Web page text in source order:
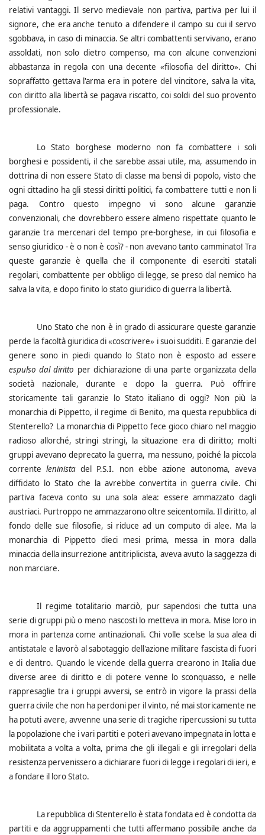
relativi vantaggi. Il servo medievale non partiva, partiva per lui il
signore, che era anche tenuto a difendere il campo su cui il servo
sgobbava, in caso di minaccia. Se altri combattenti servivano, erano
assoldati, non solo dietro compenso, ma con alcune convenzioni
abbastanza in regola con una decente «filosofia del diritto». Chi
sopraffatto gettava l'arma era in potere del vincitore, salva la vita,
con diritto alla libertà se pagava riscatto, coi soldi del suo provento
professionale.
Lo Stato borghese moderno non fa combattere i soli
borghesi e possidenti, il che sarebbe assai utile, ma, assumendo in
dottrina di non essere Stato di classe ma bensì di popolo, visto che
ogni cittadino ha gli stessi diritti politici, fa combattere tutti e non li
paga.
Contro questo impegno vi sono alcune garanzie
convenzionali, che dovrebbero essere almeno rispettate quanto le
garanzie tra mercenari del tempo pre-borghese, in cui filosofia e
senso giuridico - è o non è così? - non avevano tanto camminato! Tra
queste garanzie è quella che il componente di eserciti statali
regolari, combattente per obbligo di legge, se preso dal nemico ha
salva la vita, e dopo finito lo stato giuridico di guerra la libertà.
Uno Stato che non è in grado di assicurare queste garanzie
perde la facoltà giuridica di «coscrivere» i suoi sudditi. E garanzie del
genere sono in piedi quando lo Stato non è esposto ad essere
espulso dal diritto per dichiarazione di una parte organizzata della
società nazionale, durante e dopo la guerra.
Può offrire
storicamente tali garanzie lo Stato italiano di oggi? Non più la
monarchia di Pippetto, il regime di Benito, ma questa repubblica di
Stenterello? La monarchia di Pippetto fece gioco chiaro nel maggio
radioso allorché, stringi stringi, la situazione era di diritto; molti
gruppi avevano deprecato la guerra, ma nessuno, poiché la piccola
correnteleninista del P.S.I. non ebbe azione autonoma, aveva
diffidato lo Stato che la avrebbe convertita in guerra civile. Chi
partiva faceva conto su una sola alea: essere ammazzato dagli
austriaci. Purtroppo ne ammazzarono oltre seicentomila. Il diritto, al
fondo delle sue filosofie, si riduce ad un computo di alee. Ma la
monarchia di Pippetto dieci mesi prima, messa in mora dalla
minaccia della insurrezione antitriplicista, aveva avuto la saggezza di
non marciare.
Il regime totalitario marciò, pur sapendosi che tutta una
serie di gruppi più o meno nascosti lo metteva in mora. Mise loro in
mora in partenza come antinazionali. Chi volle scelse la sua alea di
antistatale e lavorò al sabotaggio dell'azione militare fascista di fuori
e di dentro. Quando le vicende della guerra crearono in Italia due
diverse aree di diritto e di potere venne lo sconquasso, e nelle
rappresaglie tra i gruppi avversi, se entrò in vigore la prassi della
guerra civile che non ha perdoni per il vinto, né mai storicamente ne
ha potuti avere, avvenne una serie di tragiche ripercussioni su tutta
la popolazione che i vari partiti e poteri avevano impegnata in lotta e
mobilitata a volta a volta, prima che gli illegali e gli irregolari della
resistenza pervenissero a dichiarare fuori di legge i regolari di ieri, e
a fondare il loro Stato.
La repubblica di Stenterello è stata fondata ed è condotta da
partiti e da aggruppamenti che tutti affermano possibile anche da